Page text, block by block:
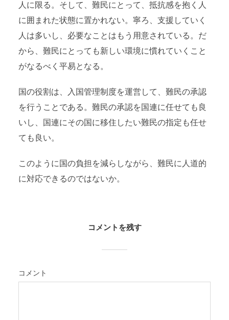
人に限る。そして、難民にとって、抵抗感を抱く人
に囲まれた状態に置かれない。寧ろ、支援していく
人は多いし、必要なことはもう用意されている。だ
から、難民にとっても新しい環境に慣れていくこと
がなるべく平易となる。
国の役割は、入国管理制度を運営して、難民の承認
を行うことである。難民の承認を国連に任せても良
いし、国連にその国に移住したい難民の指定も任せ
ても良い。
このように国の負担を減らしながら、難民に人道的
に対応できるのではないか。
コメントを残す
コメント